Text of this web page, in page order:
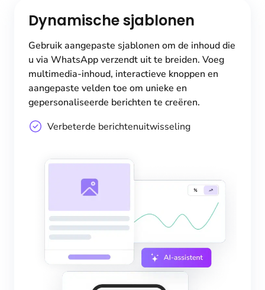
Dynamische sjablonen
Gebruik aangepaste sjablonen om de inhoud die
u via WhatsApp verzendt uit te breiden. Voeg
multimedia-inhoud, interactieve knoppen en
aangepaste velden toe om unieke en
gepersonaliseerde berichten te creëren.
Verbeterde berichtenuitwisseling